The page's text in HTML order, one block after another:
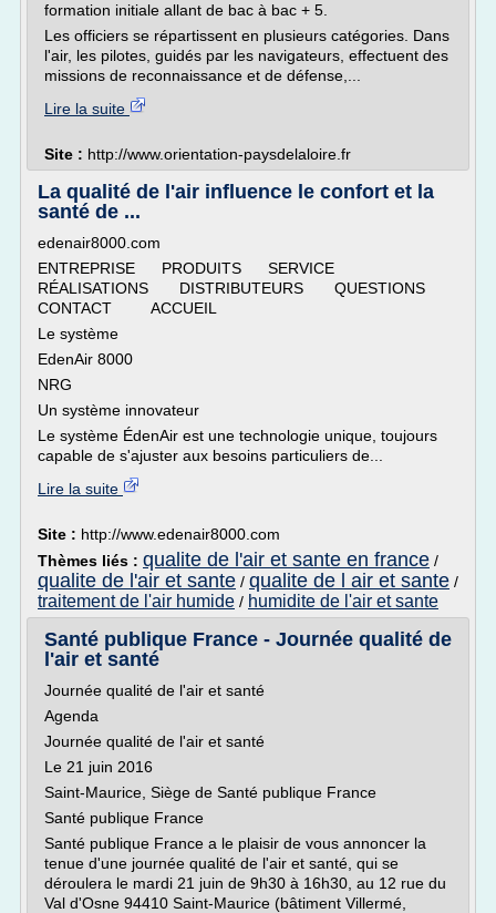
formation initiale allant de bac à bac + 5.
Les officiers se répartissent en plusieurs catégories. Dans
l'air, les pilotes, guidés par les navigateurs, effectuent des
missions de reconnaissance et de défense,...
Lire la suite
Site : http://www.orientation-paysdelaloire.fr
La qualité de l'air influence le confort et la
santé de ...
edenair8000.com
ENTREPRISE PRODUITS SERVICE
RÉALISATIONS DISTRIBUTEURS QUESTIONS
CONTACT ACCUEIL
Le système
EdenAir 8000
NRG
Un système innovateur
Le système ÉdenAir est une technologie unique, toujours
capable de s'ajuster aux besoins particuliers de...
Lire la suite
Site : http://www.edenair8000.com
Thèmes liés : qualite de l'air et sante en france /
qualite de l'air et sante / qualite de l air et sante /
traitement de l'air humide / humidite de l'air et sante
Santé publique France - Journée qualité de
l'air et santé
Journée qualité de l'air et santé
Agenda
Journée qualité de l'air et santé
Le 21 juin 2016
Saint-Maurice, Siège de Santé publique France
Santé publique France
Santé publique France a le plaisir de vous annoncer la
tenue d'une journée qualité de l'air et santé, qui se
déroulera le mardi 21 juin de 9h30 à 16h30, au 12 rue du
Val d'Osne 94410 Saint-Maurice (bâtiment Villermé,